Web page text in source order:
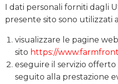
I dati personali forniti dagli
presente sito sono utilizzati
visualizzare le pagine
sito https://
eseguire il servizio
seguito alla prestazione